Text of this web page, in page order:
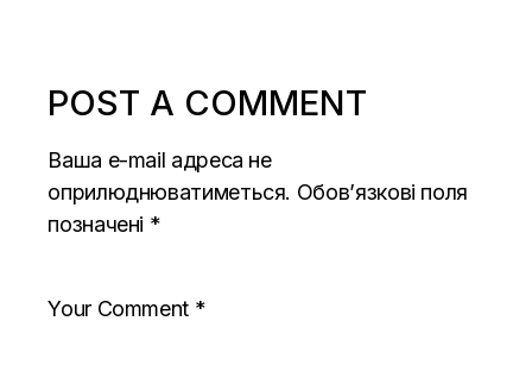
POST A COMMENT
Ваша e-mail адреса не
оприлюднюватиметься. Обов’язкові поля
позначені *